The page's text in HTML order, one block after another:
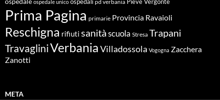
ospedale unico pd verbania
Prima Pagina primarie Provincia Ravaioli
Reschigna rifiuti sanitàscuola Stresa Trapani
TravagliniVerbaniaVilladossola Vogogna Zacchera
Zanotti
META